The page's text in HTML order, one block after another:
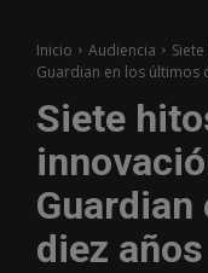
Inicio Audiencia
Guardian en los últimos
Siete
diez años